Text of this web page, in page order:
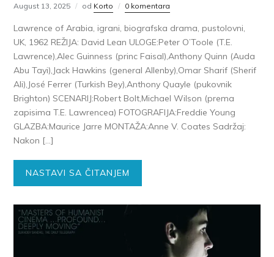
August 13, 2025 od Korto 0 komentara
Lawrence of Arabia, igrani, biografska drama, pustolovni,
UK, 1962 REŽIJA: David Lean ULOGE:Peter O’Toole (T.E.
Lawrence),Alec Guinness (princ Faisal),Anthony Quinn (Auda
Abu Tayi),Jack Hawkins (general Allenby),Omar Sharif (Sherif
Ali),José Ferrer (Turkish Bey),Anthony Quayle (pukovnik
Brighton) SCENARIJ:Robert Bolt,Michael Wilson (prema
zapisima T.E. Lawrencea) FOTOGRAFIJA:Freddie Young
GLAZBA:Maurice Jarre MONTAŽA:Anne V. Coates Sadržaj:
Nakon […]
NASTAVI SA ČITANJEM